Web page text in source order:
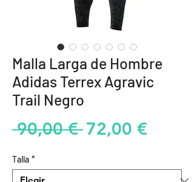
Malla Larga de Hombre
Adidas Terrex Agravic
Trail Negro
90,00 € Precio
72,00 €Precio
oferta
Talla *